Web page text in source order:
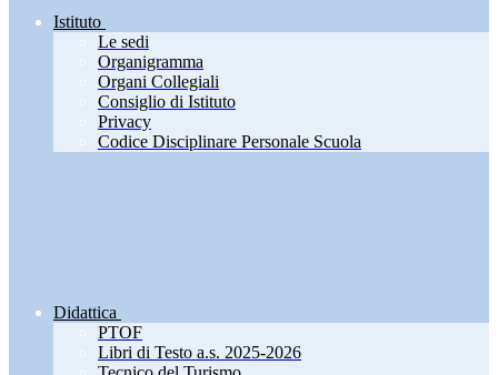
Istituto
Le sedi
Organigramma
Organi Collegiali
Consiglio di Istituto
Privacy
Codice Disciplinare Personale Scuola
Didattica
PTOF
Libri di Testo a.s. 2025-2026